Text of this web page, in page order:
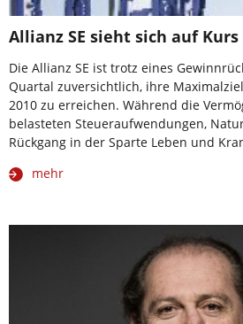
Allianz SE sieht sich auf Kurs
Die Allianz SE ist trotz eines
Quartal zuversichtlich, ihre
2010 zu erreichen. Während die
belasteten Steueraufwendungen,
Rückgang in der Sparte Leben und
mehr